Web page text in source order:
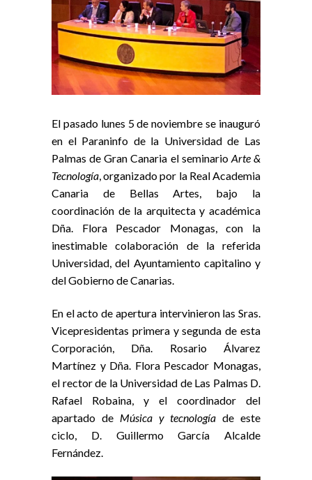
El pasado lunes 5 de noviembre se inauguró
en el Paraninfo de la Universidad de Las
Palmas de Gran Canaria el seminario Arte &
Tecnología, organizado por la Real Academia
Canaria de Bellas Artes, bajo la
coordinación de la arquitecta y académica
Dña. Flora Pescador Monagas, con la
inestimable colaboración de la referida
Universidad, del Ayuntamiento capitalino y
del Gobierno de Canarias.
En el acto de apertura intervinieron las Sras.
Vicepresidentas primera y segunda de esta
Corporación, Dña. Rosario Álvarez
Martínez y Dña. Flora Pescador Monagas,
el rector de la Universidad de Las Palmas D.
Rafael Robaina, y el coordinador del
apartado de Música y tecnología de este
ciclo, D. Guillermo García Alcalde
Fernández.